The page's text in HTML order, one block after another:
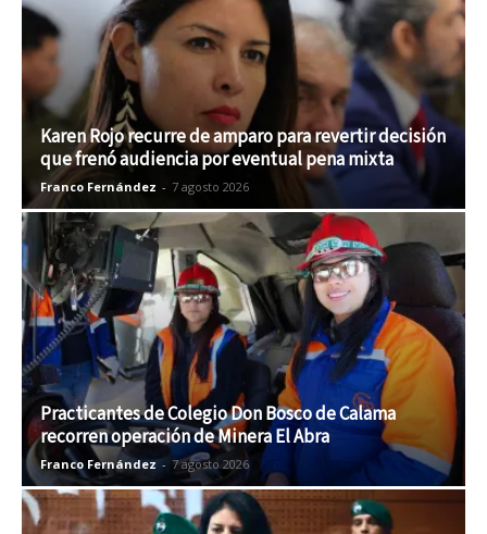
Karen Rojo recurre de amparo para revertir decisión
que frenó audiencia por eventual pena mixta
Franco Fernández - 7 agosto 2026
Practicantes de Colegio Don Bosco de Calama
recorren operación de Minera El Abra
Franco Fernández - 7 agosto 2026